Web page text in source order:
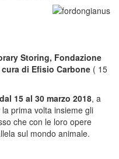
Storing, Fondazione
di Efisio Carbone ( 15
dal 15 al 30 marzo 2018, a
prima volta insieme gli
che con le loro opere
sul mondo animale.